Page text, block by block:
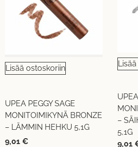
Lisää ostoskoriin
UPEA PEGGY SAGE
MONITOIMIKYNÄ BRONZE
– LÄMMIN HEHKU 5,1G
9,01 €
–
5,1G
9,01